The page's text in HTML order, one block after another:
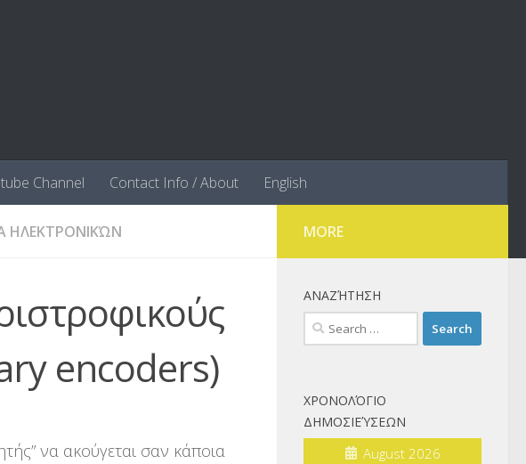
Channel Contact Info / About English
ΗΛΕΚΤΡΟΝΙΚΏΝ
encoders)
να ακούγεται σαν κάποια
MORE
ΑΝΑΖΉΤΗΣΗ
Search
for:
ΧΡΟΝΟΛΌΓΙΟ
ΔΗΜΟΣΙΕΎΣΕΩΝ
August 2026